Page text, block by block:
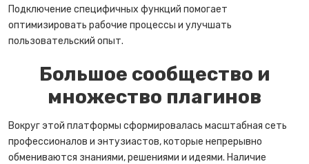
Подключение специфичных функций помогает
оптимизировать рабочие процессы и улучшать
пользовательский опыт.
Большое сообщество и
множество плагинов
Вокруг этой платформы сформировалась масштабная сеть
профессионалов и энтузиастов, которые непрерывно
обмениваются знаниями, решениями и идеями. Наличие